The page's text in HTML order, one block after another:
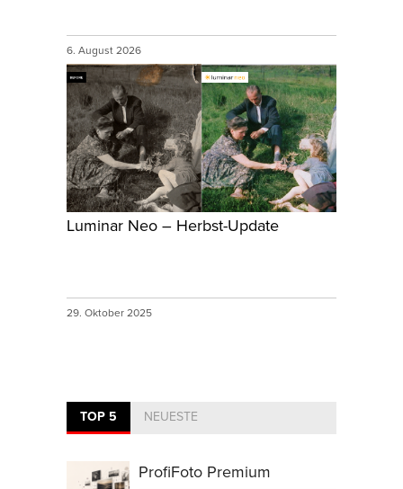
6. August 2026
Luminar Neo – Herbst-Update
29. Oktober 2025
TOP 5 NEUESTE
ProfiFoto Premium